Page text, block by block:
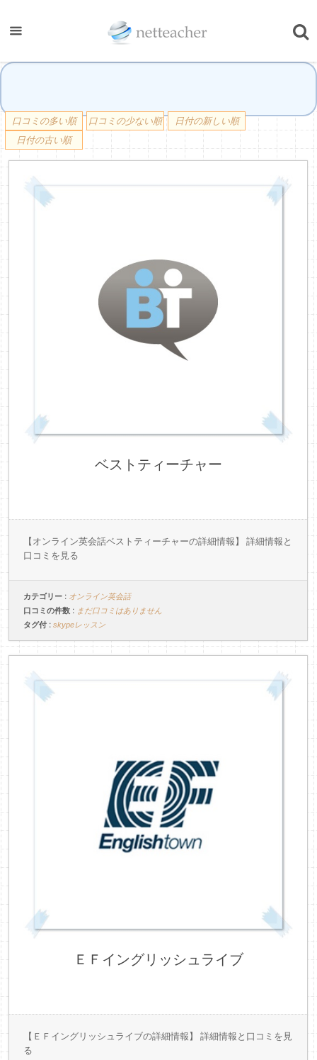
口コミの多い順 口コミの少ない順
日付の新しい順
日付の古い順
ベストティーチャー
【オンライン英会話ベストティーチャーの詳細情報】 詳細情報と
口コミを見る
カテゴリー : オンライン英会話
口コミの件数 : まだ口コミはありません
タグ付 : skypeレッスン
ＥＦイングリッシュライブ
【ＥＦイングリッシュライブの詳細情報】 詳細情報と口コミを見
る